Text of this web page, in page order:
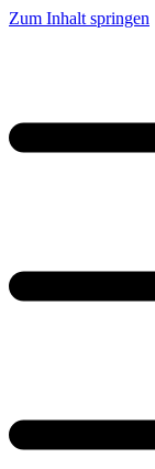
Zum Inhalt springen